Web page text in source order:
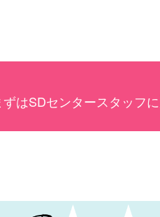
ずはSDセンタースタッフに